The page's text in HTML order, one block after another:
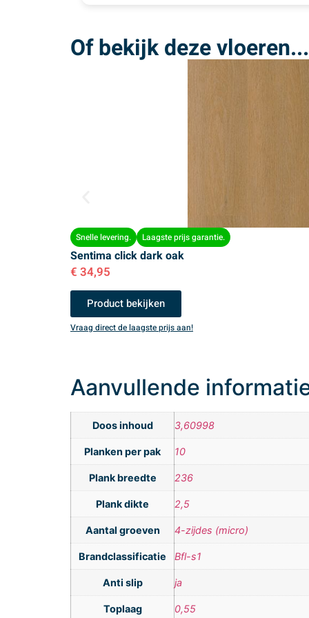
Of bekijk deze vloeren...
Snelle levering. Laagste prijs garantie.
Sentima click dark oak
€ 34,95
Product bekijken
Vraag direct de laagste prijs aan!
Aanvullende
Doos inhoud 3,60998
Planken per pak 10
Plank breedte 236
Plank dikte 2,5
Aantal groeven 4-zijdes (micro)
Brandclassificatie Bfl-s1
Anti slip ja
Toplaag 0,55